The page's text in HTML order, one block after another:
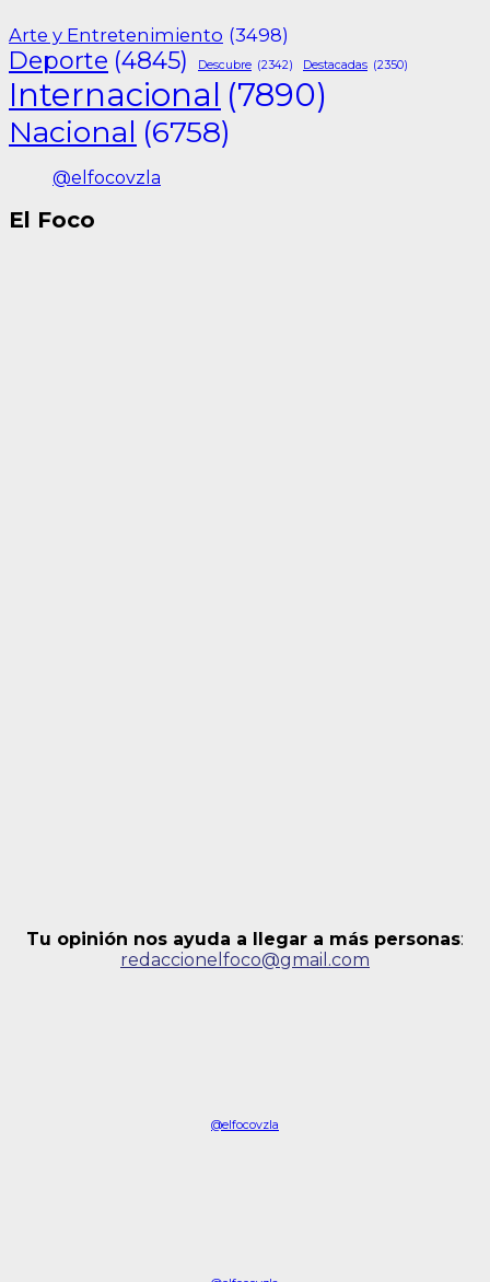
Arte y Entretenimiento (3498)
Deporte (4845) Descubre (2342) Destacadas (2350)
Internacional (7890)
Nacional (6758)
@elfocovzla
El Foco
Tu opinión nos ayuda a llegar a más personas:
redaccionelfoco@gmail.com
@elfocovzla